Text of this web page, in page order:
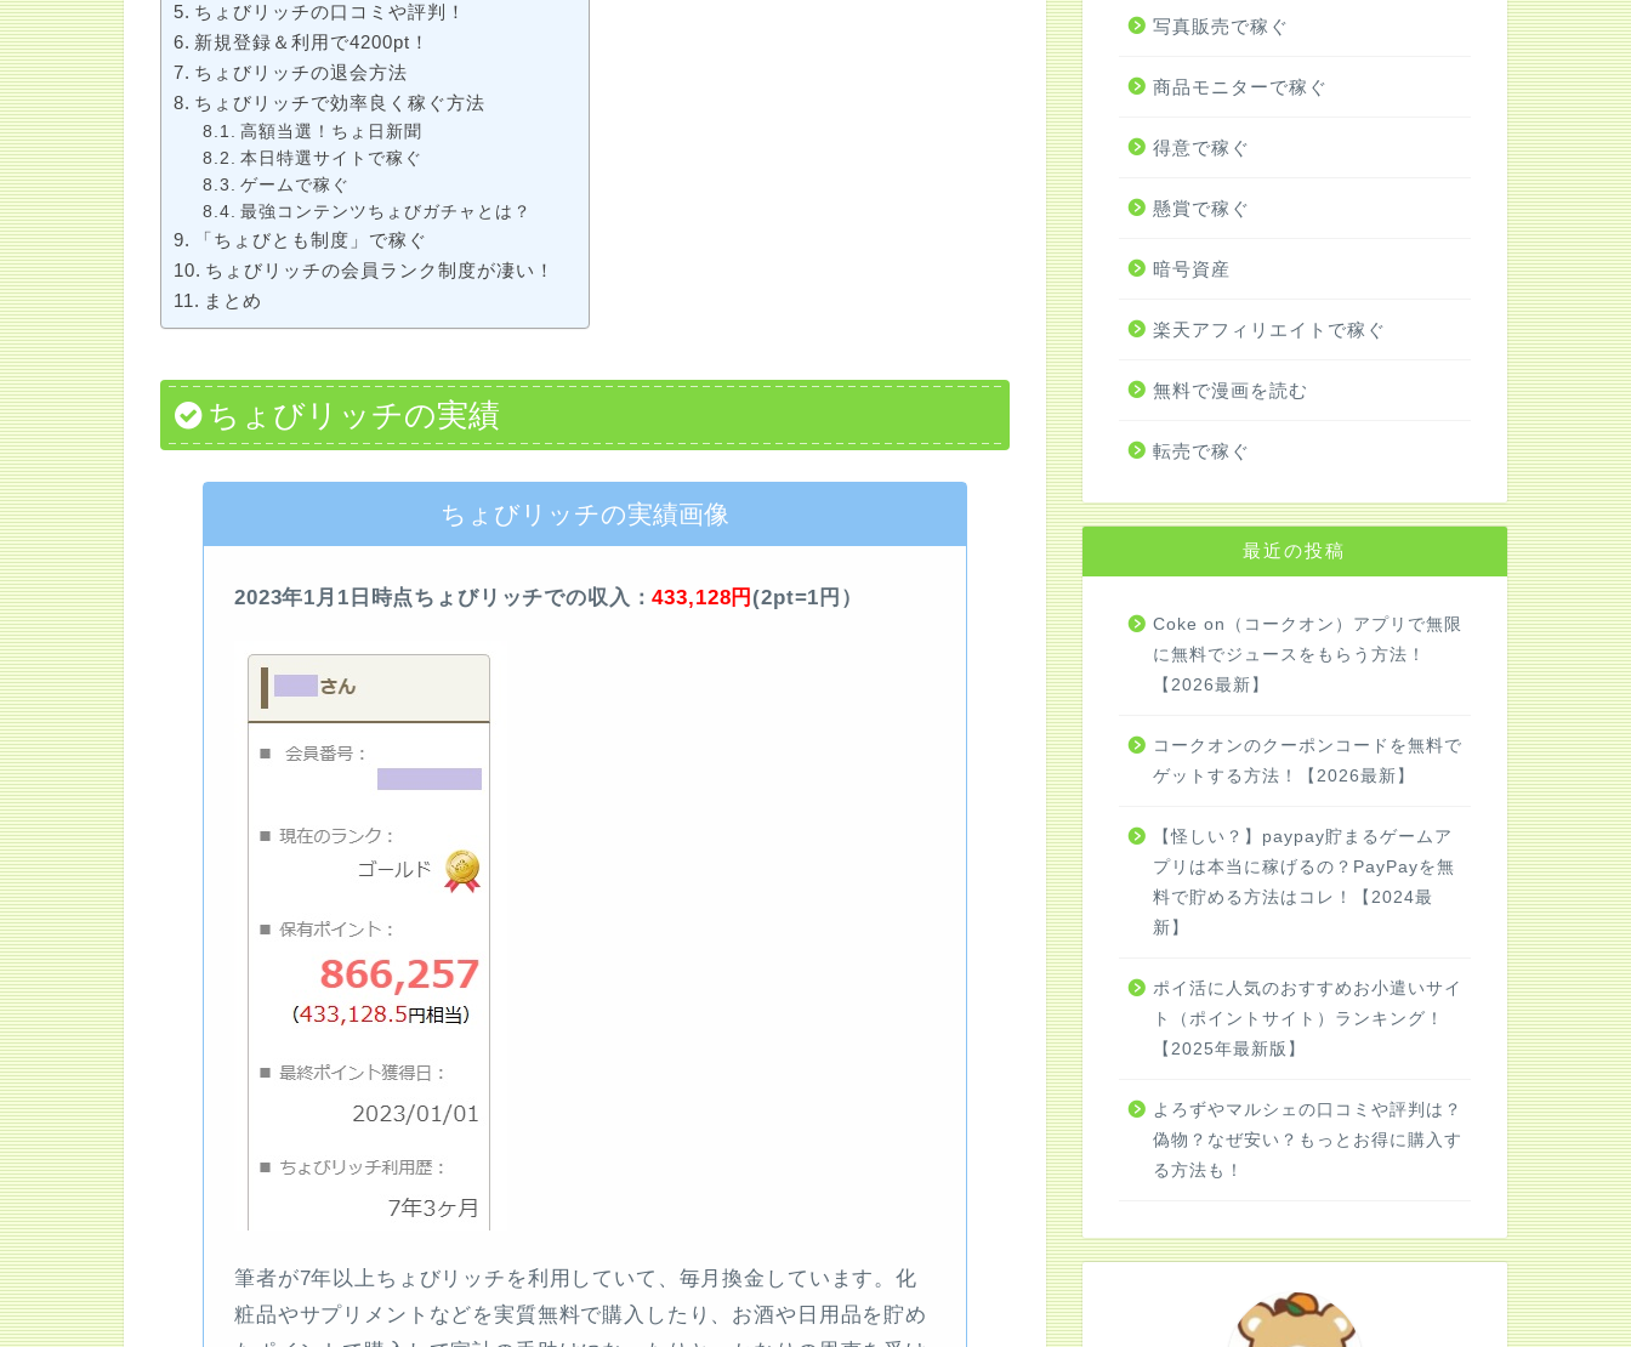
ちょびリッチの口コミや評判！
新規登録＆利用で4200pt！
ちょびリッチの退会方法
ちょびリッチで効率良く稼ぐ方法
高額当選！ちょ日新聞
本日特選サイトで稼ぐ
ゲームで稼ぐ
最強コンテンツちょびガチャとは？
「ちょびとも制度」で稼ぐ
ちょびリッチの会員ランク制度が凄い！
まとめ
ちょびリッチの実績
ちょびリッチの実績画像
2023年1月1日時点ちょびリッチでの収入：433,128円 (2pt=1円）
筆者が7年以上ちょびリッチを利用していて、毎月換金しています。化
粧品やサプリメントなどを実質無料で購入したり、お酒や日用品を貯め
写真販売で稼ぐ
商品モニターで稼ぐ
得意で稼ぐ
懸賞で稼ぐ
暗号資産
楽天アフィリエイトで稼ぐ
無料で漫画を読む
転売で稼ぐ
最近の投稿
Coke on（コークオン）アプリで無限
に無料でジュースをもらう方法！
【2026最新】
コークオンのクーポンコードを無料で
ゲットする方法！【2026最新】
【怪しい？】paypay貯まるゲームア
プリは本当に稼げるの？PayPayを無
料で貯める方法はコレ！【2024最
新】
ポイ活に人気のおすすめお小遣いサイ
ト（ポイントサイト）ランキング！
【2025年最新版】
よろずやマルシェの口コミや評判は？
偽物？なぜ安い？もっとお得に購入す
る方法も！